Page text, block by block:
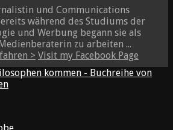
und Communications
während des Studiums der
und Werbung begann sie als
zu arbeiten ...
> Visit my Facebook Page
kommen - Buchreihe von